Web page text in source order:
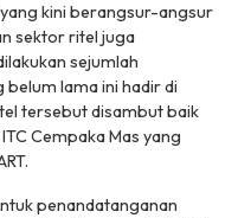
kini berangsur-angsur
sektor ritel juga
sejumlah
belum lama ini hadir di
tersebut disambut baik
Cempaka Mas yang
penandatanganan